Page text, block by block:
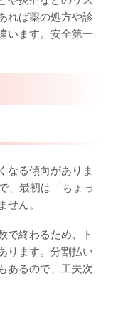
れば薬の処方や診
います。安全第一
なる傾向がありま
、最初は「ちょっ
ん。
で終わるため、ト
ります。分割払い
あるので、工夫次